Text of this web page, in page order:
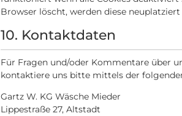
Browser löscht, werden diese
10. Kontaktdaten
Für Fragen und/oder Kommentare über
kontaktiere uns bitte mittels der
Gartz W. KG Wäsche Mieder
Lippestraße 27, Altstadt